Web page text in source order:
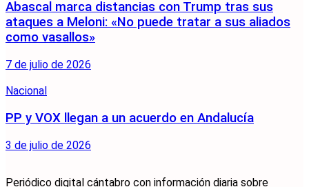
Abascal marca distancias con Trump tras sus
ataques a Meloni: «No puede tratar a sus aliados
como vasallos»
7 de julio de 2026
Nacional
PP y VOX llegan a un acuerdo en Andalucía
3 de julio de 2026
Periódico digital cántabro con información diaria sobre